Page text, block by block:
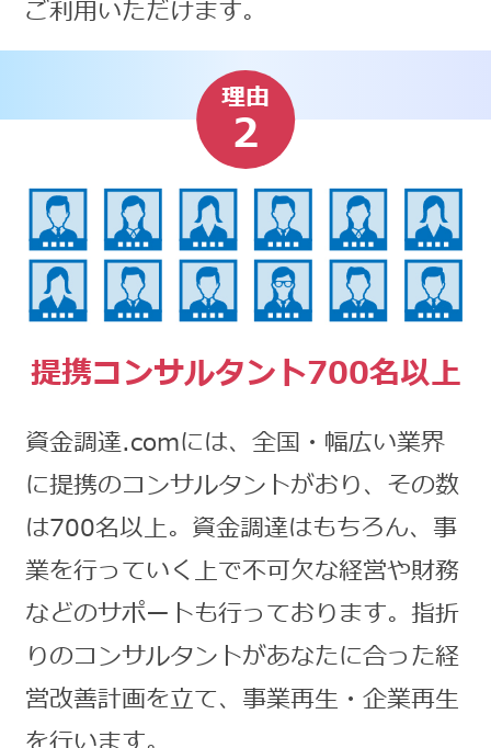
ご利用いただけます。
理由
2
提携コンサルタント700名以上
資金調達.comには、全国・幅広い業界
に提携のコンサルタントがおり、その数
は700名以上。資金調達はもちろん、事
業を行っていく上で不可欠な経営や財務
などのサポートも行っております。指折
りのコンサルタントがあなたに合った経
営改善計画を立て、事業再生・企業再生